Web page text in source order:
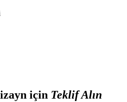
için Teklif Alın